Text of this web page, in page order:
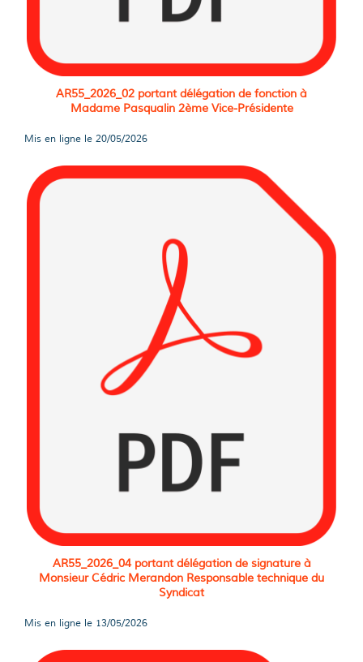
AR55_2026_02 portant délégation de fonction à
Madame Pasqualin 2ème Vice-Présidente
Mis en ligne le 20/05/2026
AR55_2026_04 portant délégation de signature à
Monsieur Cédric Merandon Responsable technique du
Syndicat
Mis en ligne le 13/05/2026